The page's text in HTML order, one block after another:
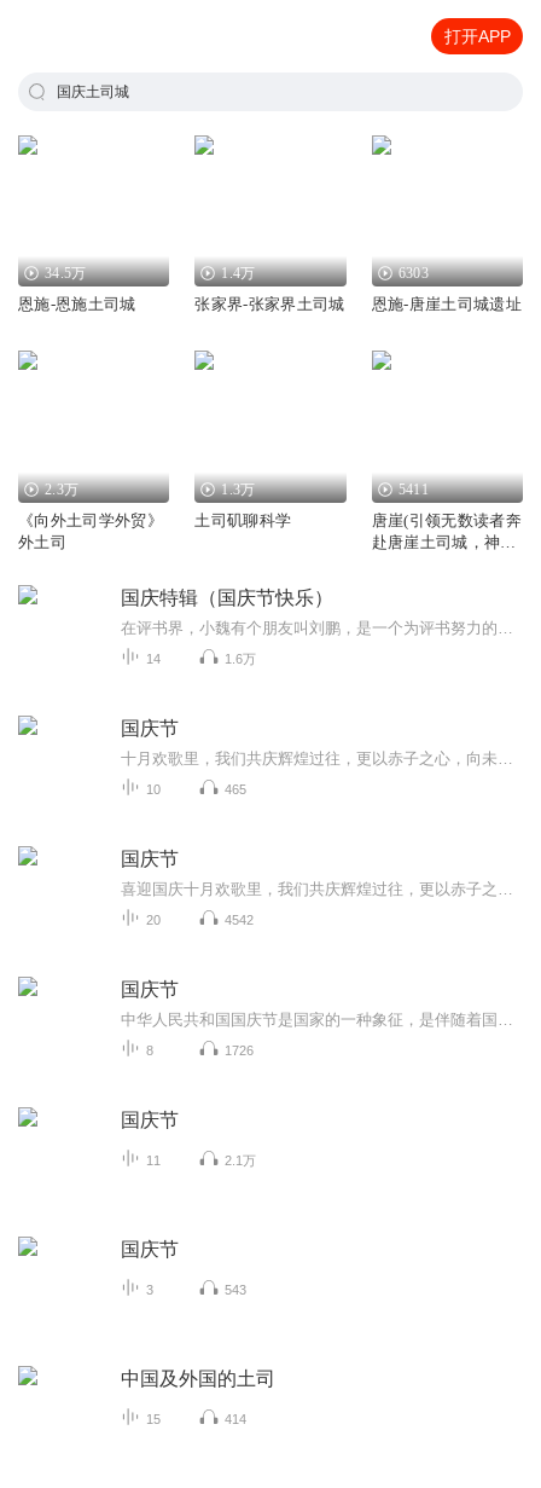
打开APP
国庆土司城
34.5万
恩施-恩施土司城
1.4万
张家界-张家界土司城
6303
恩施-唐崖土司城遗址
2.3万
《向外土司学外贸》
外土司
1.3万
土司矶聊科学
5411
唐崖(引领无数读者奔
赴唐崖土司城，神秘
国庆特辑（国庆节快乐）
14 1.6万
国庆节
10 465
国庆节
20 4542
国庆节
8 1726
国庆节
11 2.1万
国庆节
3 543
中国及外国的土司
15 414